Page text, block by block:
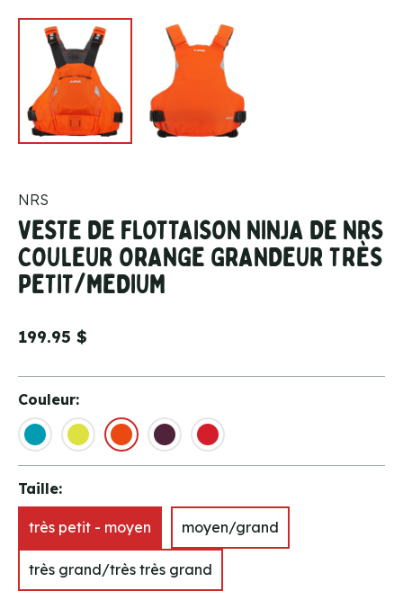
NRS
VESTE DE FLOTTAISON NINJA DE NRS
COULEUR ORANGE GRANDEUR TRÈS
PETIT/MEDIUM
199.95 $
Couleur:
Taille:
très petit - moyen moyen/grand
très grand/très très grand